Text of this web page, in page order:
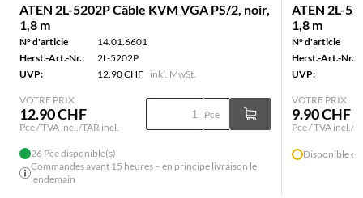
ATEN 2L-5202P Câble KVM VGA PS/2, noir,
1,8 m
N° d'article
14.01.6601
Herst.-Art.-Nr.:
2L-5202P
UVP:
12.90 CHF inkl. MwSt.
VOTRE PRIX
12.90 CHF
Pce / TVA incl./TAR incl.
Pce
26 Pce disponible(s)
Commandes avant 15 heures – en principe livraison le
lendemain
ATEN 2L-
1,8 m
N° d'article
Herst.-Art.-Nr.:
UVP:
VOTRE PRIX
9.90 CHF
Pce / TVA incl./
Disponible